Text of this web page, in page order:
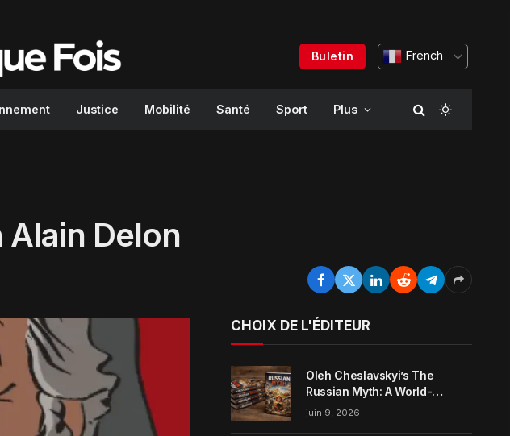
Buletin French
Justice Mobilité Santé Sport Plus
Alain Delon
CHOIX DE L'ÉDITEUR
Oleh Cheslavskyi’s The
Russian Myth: A World-
Systems Analysis of
juin 9, 2026